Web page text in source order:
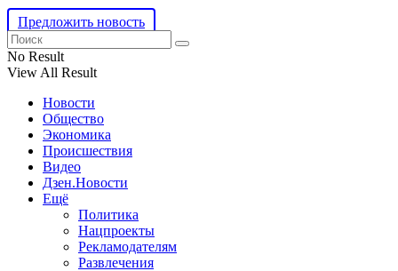
Предложить новость
No Result
View All Result
Новости
Общество
Экономика
Происшествия
Видео
Дзен.Новости
Ещё
Политика
Нацпроекты
Рекламодателям
Развлечения